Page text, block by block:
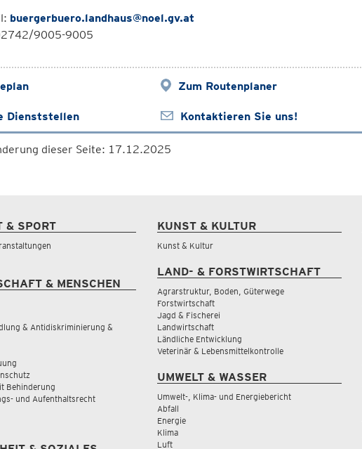
buergerbuero.landhaus@noel.gv.at
9005-9005
Zum Routenplaner
Dienststellen Kontaktieren Sie uns!
dieser Seite: 17.12.2025
& SPORT
& MENSCHEN
& Antidiskriminierung &
Behinderung
und Aufenthaltsrecht
KUNST & KULTUR
Kunst & Kultur
LAND- & FORSTWIRTSCHAFT
Agrarstruktur, Boden, Güterwege
Forstwirtschaft
Jagd & Fischerei
Landwirtschaft
Ländliche Entwicklung
Veterinär & Lebensmittelkontrolle
UMWELT & WASSER
Umwelt-, Klima- und Energiebericht
Abfall
Energie
Klima
Luft